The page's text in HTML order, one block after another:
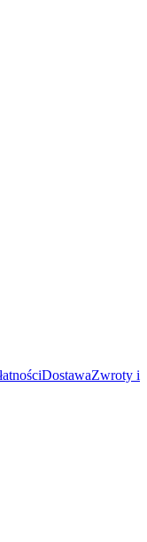
DostawaZwroty i